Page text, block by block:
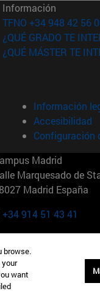
ventana)
ventana)
Información
TFNO +34 948 42 56
¿QUÉ GRADO TE
¿QUÉ MÁSTER TE
Información
Accesibilidad
Configuración
Madrid
Marquesado de
Madrid España
+34 914 51 43 41
Theresia-Straße
Alemania
browse.
want